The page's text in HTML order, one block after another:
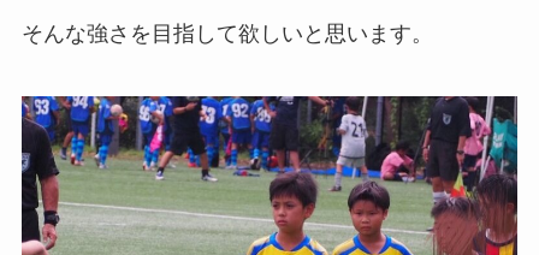
そんな強さを目指して欲しいと思います。